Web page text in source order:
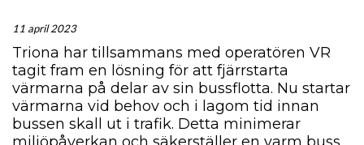
11 april 2023
Triona har tillsammans med operatören VR
tagit fram en lösning för att fjärrstarta
värmarna på delar av sin bussflotta. Nu startar
värmarna vid behov och i lagom tid innan
bussen skall ut i trafik. Detta minimerar
miljöpåverkan och säkerställer en varm buss